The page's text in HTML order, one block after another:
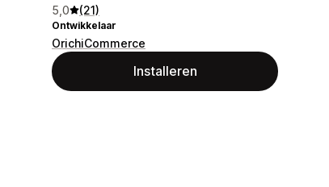
5,0 (21)
Ontwikkelaar
OrichiCommerce
Installeren